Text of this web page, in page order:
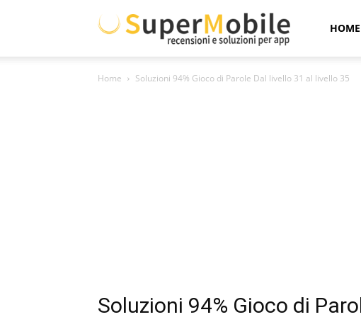
Super
Mobile
HOME
Home Soluzioni 94% Gioco di Parole Dal livello 31 al livello 35
Soluzioni 94% Gioco di